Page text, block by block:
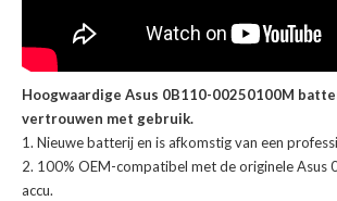
Hoogwaardige Asus 0B110-00250100M
vertrouwen met gebruik.
Nieuwe batterij en is afkomstig van een
100% OEM-compatibel met deoriginele Asus
accu.